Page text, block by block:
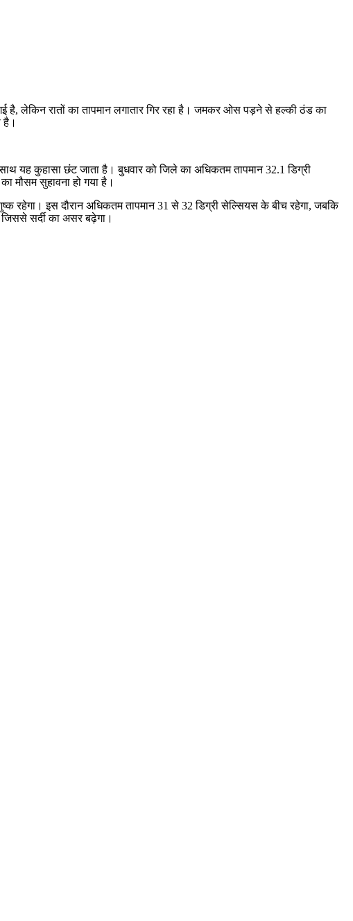
है, लेकिन रातों का तापमान लगातार गिर रहा है। जमकर ओस पड़ने से हल्की ठंड का
है।
यह कुहासा छंट जाता है। बुधवार को जिले का अधिकतम तापमान 32.1 डिग्री
मौसम सुहावना हो गया है।
रहेगा। इस दौरान अधिकतम तापमान 31 से 32 डिग्री सेल्सियस के बीच रहेगा, जबकि
सर्दी का असर बढ़ेगा।